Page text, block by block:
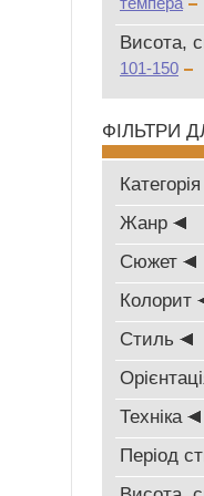
Висота,
101-150
ФІЛЬТРИ
Категорія
Жанр
Сюжет
Колорит
Стиль
Техніка
Період